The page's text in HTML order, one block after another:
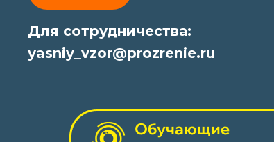
Для сотрудничества:
yasniy_vzor@prozrenie.ru